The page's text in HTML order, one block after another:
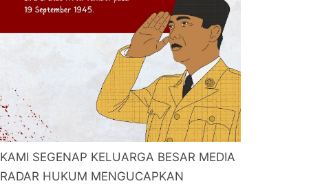
KAMI SEGENAP KELUARGA BESAR MEDIA
RADAR HUKUM MENGUCAPKAN